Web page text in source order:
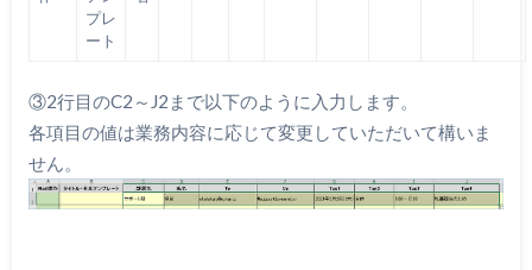
プレ
ート
③2行目のC2～J2まで以下のように入力します。
各項目の値は業務内容に応じて変更していただいて構いま
せん。